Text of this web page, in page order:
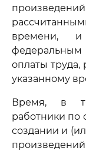
времени,
федеральным
оплаты труда,
указанному
Время, в
работники по
создании и